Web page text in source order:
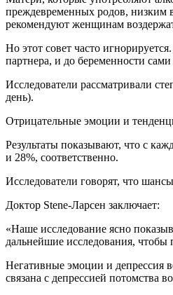
преждевременных родов, низким
рекомендуют женщинам
Но этот совет часто
партнера, и до беременности сами
Исследователи рассматривали
день).
Отрицательные эмоции и
Результаты показывают, что с
и 28%, соответственно.
Исследователи говорят, что
Доктор Stene-Ларсен заключает:
«Наше исследование ясно
дальнейшие исследования, чтобы
Негативные эмоции и депрессия
связана с депрессией потомства